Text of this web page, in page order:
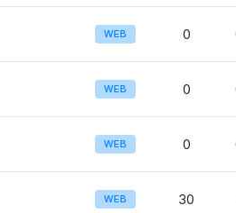
WEB 0
WEB 0
WEB 0
WEB 30